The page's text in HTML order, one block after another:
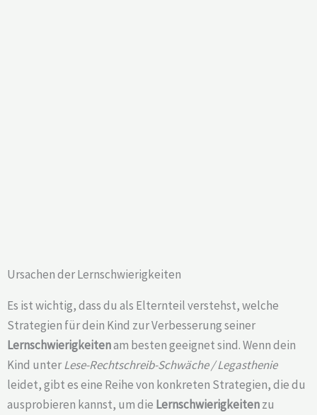
Ursachen der Lernschwierigkeiten
Es ist wichtig, dass du als Elternteil verstehst, welche
Strategien für dein Kind zur Verbesserung seiner
Lernschwierigkeitenam besten geeignet sind. Wenn dein
Kind unterLese-Rechtschreib-Schwäche / Legasthenie
leidet, gibt es eine Reihe von konkreten Strategien, die du
ausprobieren kannst, um die Lernschwierigkeitenzu